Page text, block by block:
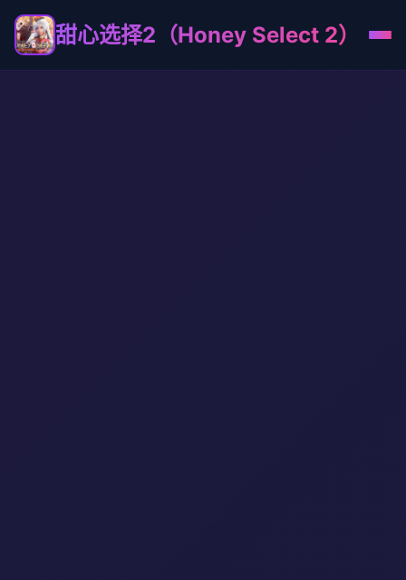
甜心选择2（Honey Select 2）